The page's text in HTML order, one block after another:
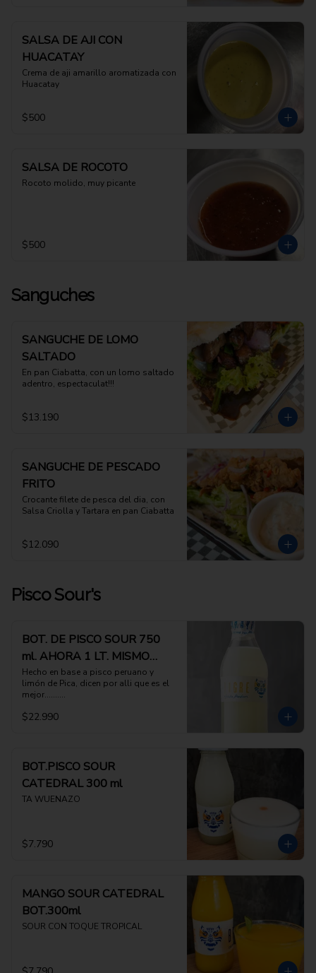
SALSA DE AJI CON
HUACATAY
Crema de aji amarillo aromatizada con
Huacatay
$500
SALSA DE ROCOTO
Rocoto molido, muy picante
$500
Sanguches
SANGUCHE DE LOMO
SALTADO
En pan Ciabatta, con un lomo saltado
adentro, espectaculat!!!
$13.190
SANGUCHE DE PESCADO
FRITO
Crocante filete de pesca del dia, con
Salsa Criolla y Tartara en pan Ciabatta
$12.090
Pisco Sour's
BOT. DE PISCO SOUR 750
ml. AHORA 1 LT. MISMO
PRECIO
Hecho en base a pisco peruano y
limón de Pica, dicen por alli que es el
mejor..........
$22.990
BOT.PISCO SOUR
CATEDRAL 300 ml
TA WUENAZO
$7.790
MANGO SOUR CATEDRAL
BOT.300ml
SOUR CON TOQUE TROPICAL